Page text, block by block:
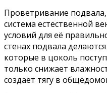
Проветривание подвала,
система естественной
условий для её
стенах подвала
которые в цоколь
только снижает
создаёт тягу в